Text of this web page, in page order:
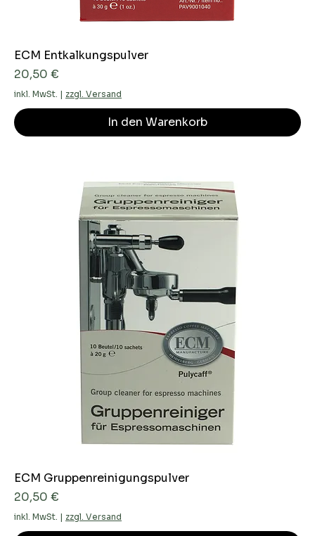
ECM Entkalkungspulver
Preis
20,50 €
inkl. MwSt. | zzgl. Versand
In den Warenkorb
ECM Gruppenreinigungspulver
Preis
20,50 €
inkl. MwSt. | zzgl. Versand